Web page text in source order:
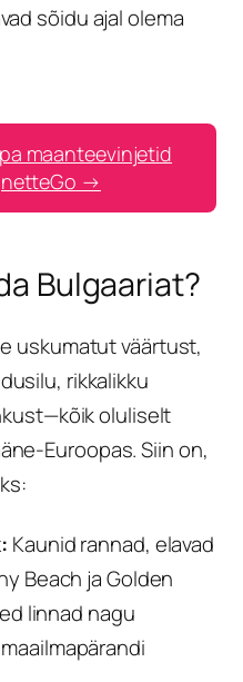
sõidu ajal olema
maanteevinjetid
→
Bulgaariat?
uskumatut väärtust,
rikkalikku
oluliselt
Euroopas. Siin on,
Kaunid rannad, elavad
Beach ja Golden
linnad nagu